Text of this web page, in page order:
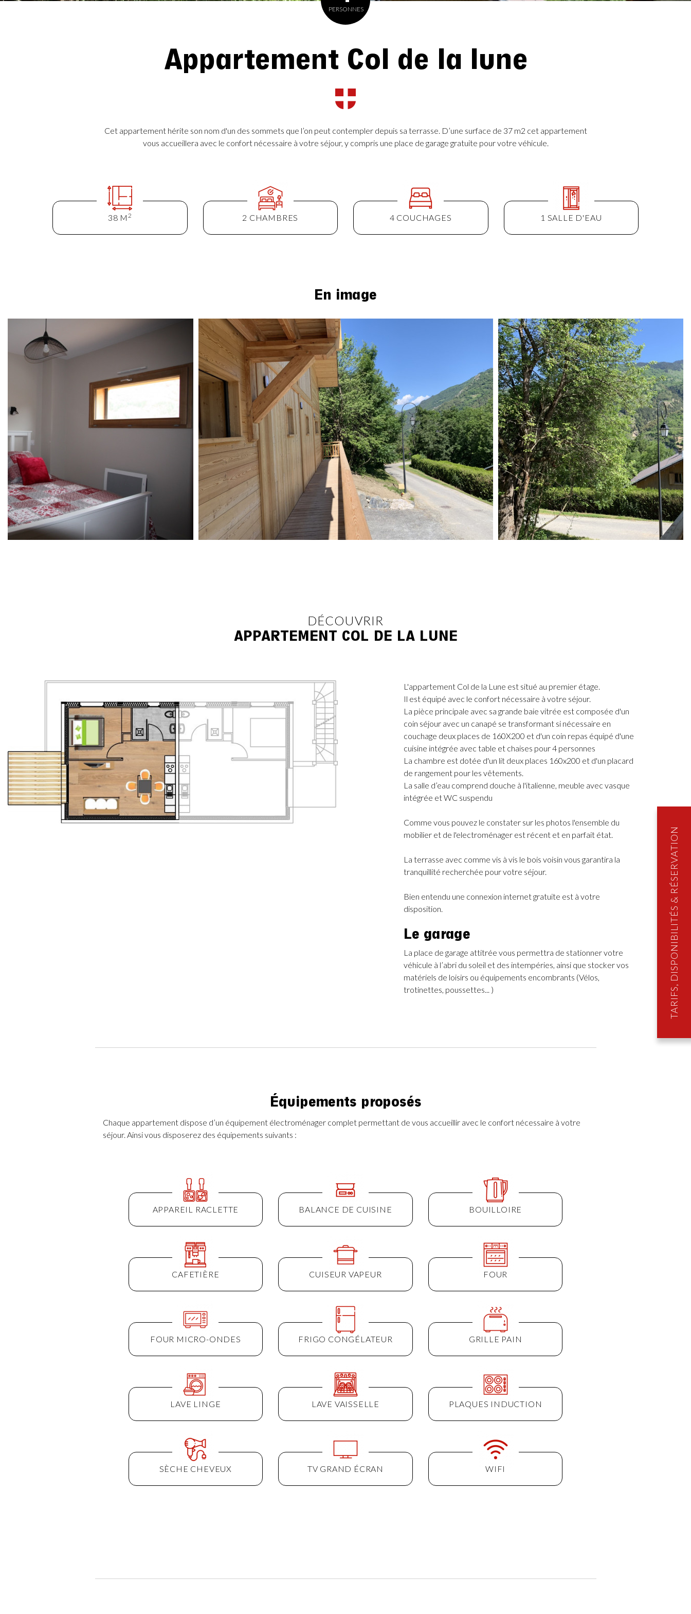
TARIFS, DISPONIBILITÉS & RÉSERVATION
PERSONNES
Appartement Col de la lune
Cet appartement hérite son nom d'un des sommets que l’on peut contempler depuis sa terrasse. D’une surface de 37 m2 cet appartement
vous accueillera avec le confort nécessaire à votre séjour, y compris une place de garage gratuite pour votre véhicule.
38 M 2 2 CHAMBRES 4 COUCHAGES 1 SALLE D'EAU
En image
DÉCOUVRIR
APPARTEMENT COL DE LA LUNE
L'appartement Col de la Lune est situé au premier étage.
Il est équipé avec le confort nécessaire à votre séjour.
La pièce principale avec sa grande baie vitrée est composée d'un
coin séjour avec un canapé se transformant si nécessaire en
couchage deux places de 160X200 et d'un coin repas équipé d'une
cuisine intégrée avec table et chaises pour 4 personnes
La chambre est dotée d'un lit deux places 160x200 et d'un placard
de rangement pour les vêtements.
La salle d’eau comprend douche à l'italienne, meuble avec vasque
intégrée et WC suspendu
Comme vous pouvez le constater sur les photos l'ensemble du
mobilier et de l'electroménager est récent et en parfait état.
La terrasse avec comme vis à vis le bois voisin vous garantira la
tranquillité recherchée pour votre séjour.
Bien entendu une connexion internet gratuite est à votre
disposition.
Le garage
La place de garage attitrée vous permettra de stationner votre
véhicule à l’abri du soleil et des intempéries, ainsi que stocker vos
matériels de loisirs ou équipements encombrants (Vélos,
trotinettes, poussettes... )
Équipements proposés
Chaque appartement dispose d’un équipement électroménager complet permettant de vous accueillir avec le confort nécessaire à votre
séjour. Ainsi vous disposerez des équipements suivants :
APPAREIL RACLETTE BALANCE DE CUISINE BOUILLOIRE
CAFETIÈRE CUISEUR VAPEUR FOUR
FOUR MICRO-ONDES FRIGO CONGÉLATEUR GRILLE PAIN
LAVE LINGE LAVE VAISSELLE PLAQUES INDUCTION
SÈCHE CHEVEUX TV GRAND ÉCRAN WIFI